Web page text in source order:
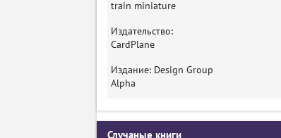
train miniature
Издательство:
CardPlane
Издание: Design Group
Alpha
Случаные книги